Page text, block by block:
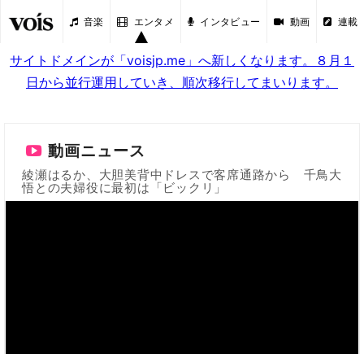
音楽 エンタメ インタビュー 動画 連載
サイトドメインが「voisjp.me」へ新しくなります。８月１
日から並行運用していき、順次移行してまいります。
動画ニュース
綾瀬はるか、大胆美背中ドレスで客席通路から 千鳥大
悟との夫婦役に最初は「ビックリ」